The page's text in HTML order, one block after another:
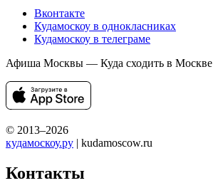
Вконтакте
Кудамоскоу в однокласниках
Кудамоскоу в телеграме
Афиша Москвы — Куда сходить в Москве
© 2013–2026
кудамоскоу.ру | kudamoscow.ru
Контакты